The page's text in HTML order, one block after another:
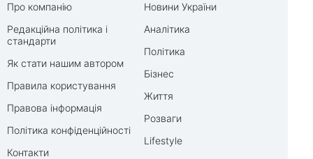
Про компанію
Редакційна політика і
стандарти
Як стати нашим автором
Правила користування
Правова інформація
Політика конфіденційності
Контакти
Новини України
Аналітика
Політика
Бізнес
Життя
Розваги
Lifestyle